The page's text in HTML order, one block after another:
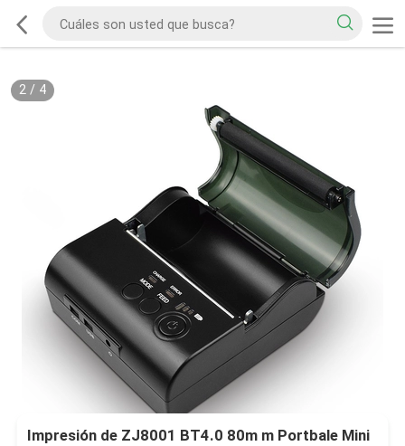
2/ 4
Impresión de ZJ8001 BT4.0 80m m Portbale Mini